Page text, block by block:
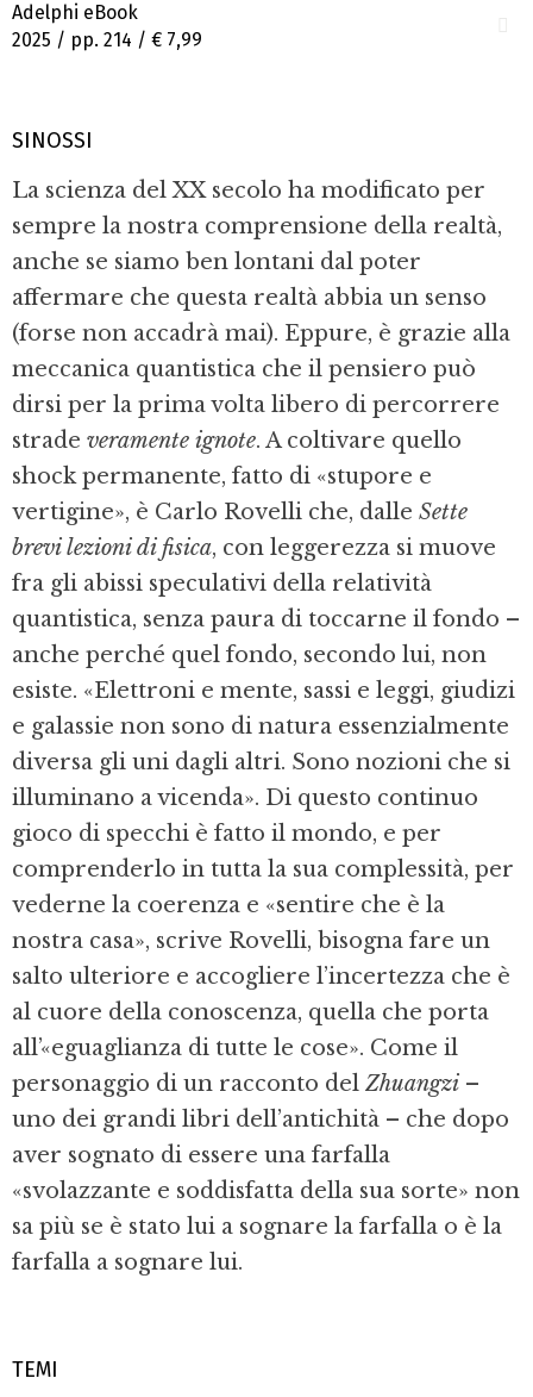
TEMI
Adelphi eBook
2025 / pp. 214 / € 7,99
SINOSSI
La scienza del XX secolo ha modificato per
sempre la nostra comprensione della realtà,
anche se siamo ben lontani dal poter
affermare che questa realtà abbia un senso
(forse non accadrà mai). Eppure, è grazie alla
meccanica quantistica che il pensiero può
dirsi per la prima volta libero di percorrere
strade veramente ignote. A coltivare quello
shock permanente, fatto di «stupore e
vertigine», è Carlo Rovelli che, dalle Sette
brevi lezioni di fisica, con leggerezza si muove
fra gli abissi speculativi della relatività
quantistica, senza paura di toccarne il fondo –
anche perché quel fondo, secondo lui, non
esiste. «Elettroni e mente, sassi e leggi, giudizi
e galassie non sono di natura essenzialmente
diversa gli uni dagli altri. Sono nozioni che si
illuminano a vicenda». Di questo continuo
gioco di specchi è fatto il mondo, e per
comprenderlo in tutta la sua complessità, per
vederne la coerenza e «sentire che è la
nostra casa», scrive Rovelli, bisogna fare un
salto ulteriore e accogliere l’incertezza che è
al cuore della conoscenza, quella che porta
all’«eguaglianza di tutte le cose». Come il
personaggio di un racconto del Zhuangzi –
uno dei grandi libri dell’antichità – che dopo
aver sognato di essere una farfalla
«svolazzante e soddisfatta della sua sorte» non
sa più se è stato lui a sognare la farfalla o è la
farfalla a sognare lui.